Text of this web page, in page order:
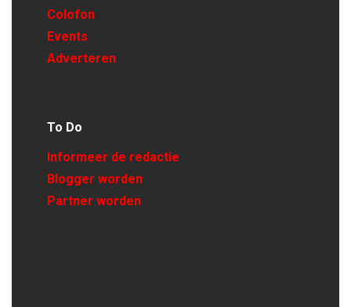
Colofon
Events
Adverteren
To Do
Informeer de redactie
Blogger worden
Partner worden